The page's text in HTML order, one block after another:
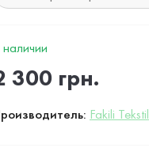
наличии
300 грн.
Fakili Tekstil